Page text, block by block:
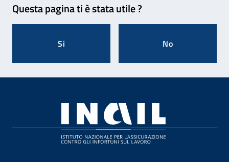
Questa pagina ti è stata utile ?
Si No